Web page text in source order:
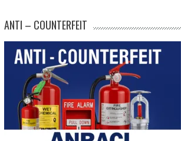
ANTI – COUNTERFEIT